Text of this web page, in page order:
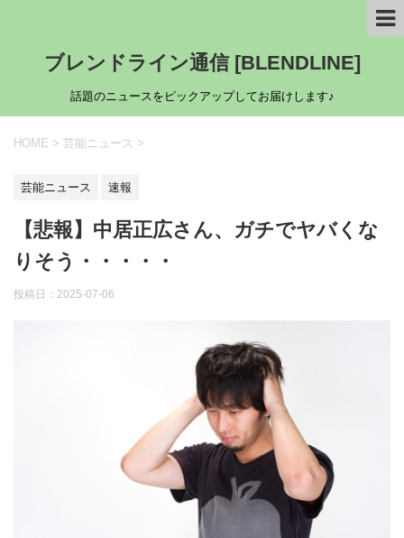
ブレンドライン通信 [BLENDLINE]
話題のニュースをピックアップしてお届けします♪
HOME > 芸能ニュース >
芸能ニュース 速報
【悲報】中居正広さん、ガチでヤバくな
りそう・・・・・
投稿日： 2025-07-06